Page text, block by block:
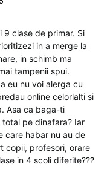
9 clase de primar. Si
in a merge la
in schimb ma
tampenii spui.
eu nu voi alerga cu
online celorlalti si
Asa ca baga-ti
pe dinafara? Iar
care habar nu au de
copii, profesori, orare
in 4 scoli diferite???